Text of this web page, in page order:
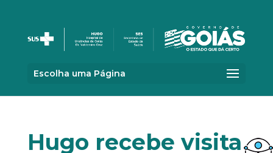
Escolha uma Página
Hugo recebe visita